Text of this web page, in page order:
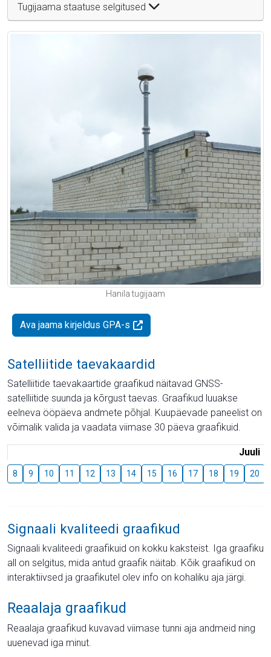
Tugijaama staatuse selgitused
Hanila tugijaam
Ava jaama kirjeldus GPA-s
Satelliitide taevakaardid
Satelliitide taevakaartide graafikud näitavad GNSS-
satelliitide suunda ja kõrgust taevas. Graafikud luuakse
eelneva ööpäeva andmete põhjal. Kuupäevade paneelist on
võimalik valida ja vaadata viimase 30 päeva graafikuid.
Juuli
8 9 10 11 12 13 14 15 16 17 18 19 20
Signaali kvaliteedi graafikud
Signaali kvaliteedi graafikuid on kokku kaksteist. Iga graafiku
all on selgitus, mida antud graafik näitab. Kõik graafikud on
interaktiivsed ja graafikutel olev info on kohaliku aja järgi.
Reaalaja graafikud
Reaalaja graafikud kuvavad viimase tunni aja andmeid ning
uuenevad iga minut.